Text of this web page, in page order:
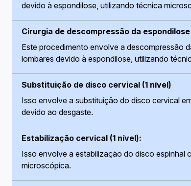
devido à espondilose, utilizando técnica
Cirurgia de descompressão da
Este procedimento envolve a descompressão
lombares devido à espondilose, utilizando
Substituição de disco cervical (1 nível)
Isso envolve a substituição do disco cervical
devido ao desgaste.
Estabilização cervical (1 nível):
Isso envolve a estabilização do disco espinhal
microscópica.